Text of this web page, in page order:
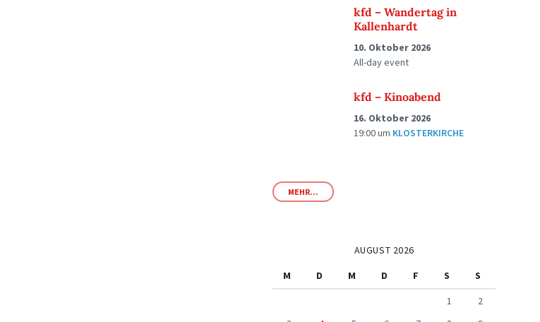
kfd – Wandertag in
Kallenhardt
10. Oktober 2026
All-day event
kfd – Kinoabend
16. Oktober 2026
19:00um KLOSTERKIRCHE
MEHR...
AUGUST 2026
M
D M D F S
S
1
2